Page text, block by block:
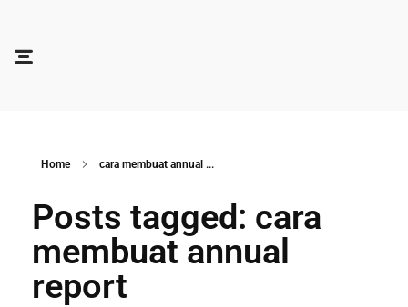
Home cara membuat annual ...
Posts tagged: cara
membuat annual
report